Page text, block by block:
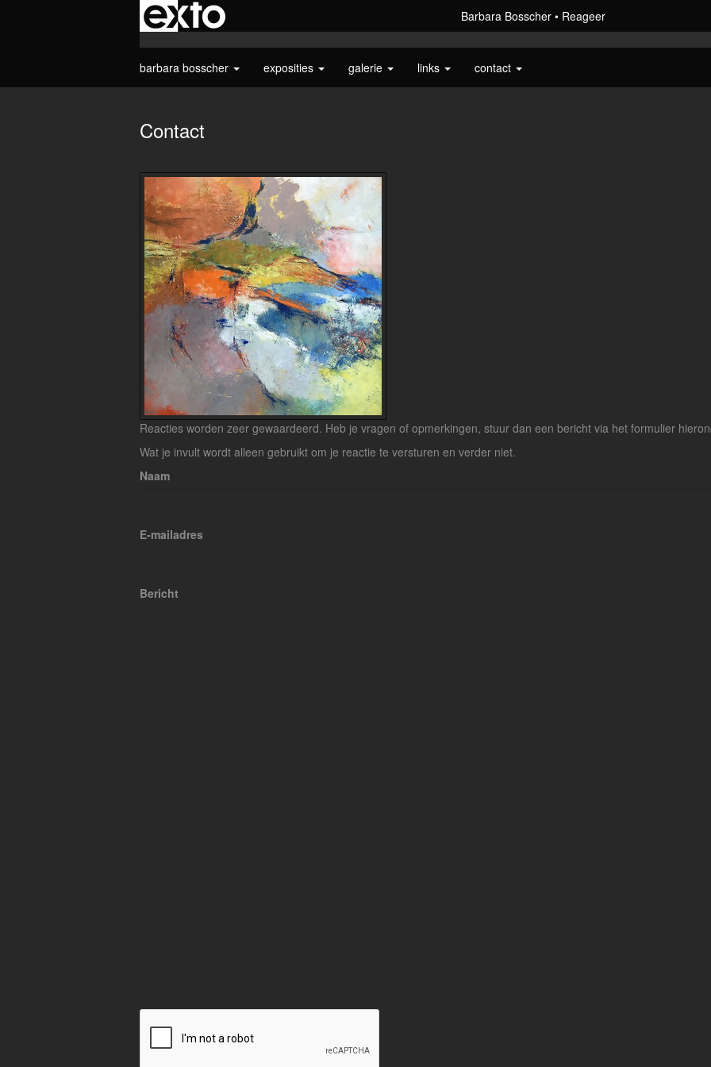
Barbara Bosscher Reageer
barbara bosscher exposities galerie links contact
Contact
Reacties worden zeer gewaardeerd. Heb je vragen of opmerkingen, stuur dan een bericht via het formulier
Wat je invult wordt alleen gebruikt om je reactie te versturen en verder niet.
Naam
E-mailadres
Bericht